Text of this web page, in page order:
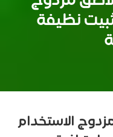
نظيفة
الاستخدام